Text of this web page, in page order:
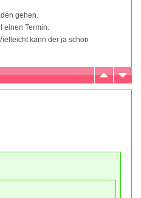
gehen.
einen Termin.
kann der ja schon